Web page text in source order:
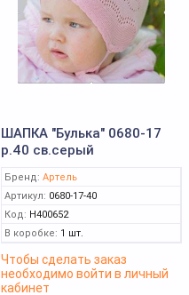
ШАПКА "Булька" 0680-17
р.40 св.серый
Бренд: Артель
Артикул: 0680-17-40
Код: Н400652
В коробке: 1 шт.
Чтобы сделать заказ
необходимо войти в личный
кабинет